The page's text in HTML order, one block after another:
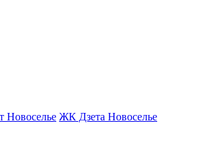
Новоселье ЖК Дзета Новоселье